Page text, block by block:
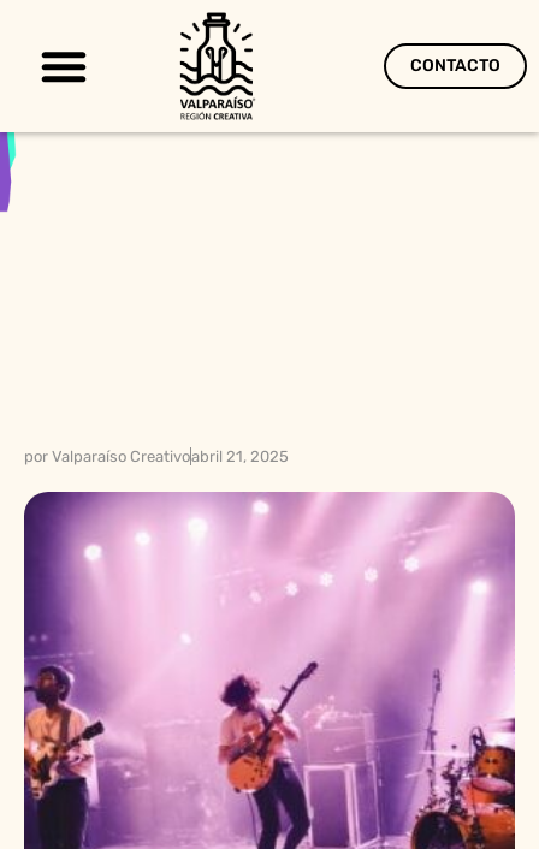
CONTACTO
por Valparaíso Creativoabril 21, 2025